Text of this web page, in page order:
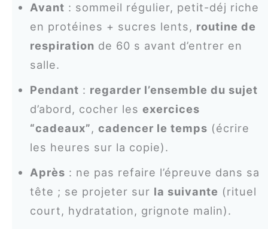
Avant : sommeil régulier, petit-déj riche
en protéines + sucres lents, routine de
respiration de 60 s avant d’entrer en
salle.
Pendant : regarder l’ensemble du sujet
d’abord, cocher les exercices
“cadeaux”, cadencer le temps (écrire
les heures sur la copie).
Après : ne pas refaire l’épreuve dans sa
tête ; se projeter sur la suivante (rituel
court, hydratation, grignote malin).